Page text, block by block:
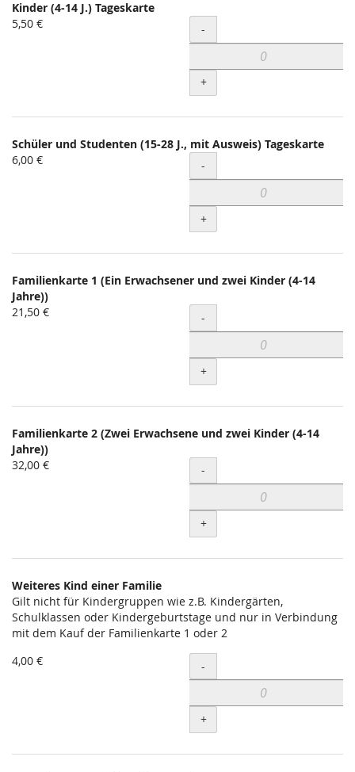
Kinder (4-14 J.) Tageskarte
5,50 €
Menge
-
+
Schüler und Studenten (15-28 J., mit Ausweis) Tageskarte
6,00 €
Menge
-
+
Familienkarte 1 (Ein Erwachsener und zwei Kinder (4-14
Jahre))
21,50 €
Menge
-
+
Familienkarte 2 (Zwei Erwachsene und zwei Kinder (4-14
Jahre))
32,00 €
Menge
-
+
Weiteres Kind einer Familie
Gilt nicht für Kindergruppen wie z.B. Kindergärten,
Schulklassen oder Kindergeburtstage und nur in Verbindung
mit dem Kauf der Familienkarte 1 oder 2
4,00 €
Menge
-
+